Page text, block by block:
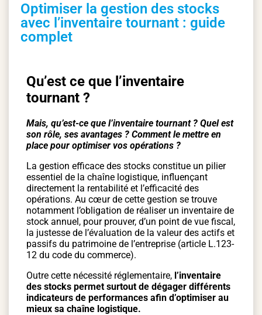
Optimiser la gestion des stocks
avec l’inventaire tournant : guide
complet
Qu’est ce que l’inventaire
tournant ?
Mais, qu’est-ce que l’inventaire tournant ? Quel est
son rôle, ses avantages ? Comment le mettre en
place pour optimiser vos opérations ?
La gestion efficace des stocks constitue un pilier
essentiel de la chaîne logistique, influençant
directement la rentabilité et l’efficacité des
opérations. Au cœur de cette gestion se trouve
notamment l’obligation de réaliser un inventaire de
stock annuel, pour prouver, d’un point de vue fiscal,
la justesse de l’évaluation de la valeur des actifs et
passifs du patrimoine de l’entreprise (article L.123-
12 du code du commerce).
Outre cette nécessité réglementaire, l’inventaire
des stocks permet surtout de dégager différents
indicateurs de performances afin d’optimiser au
mieux sa chaîne logistique.